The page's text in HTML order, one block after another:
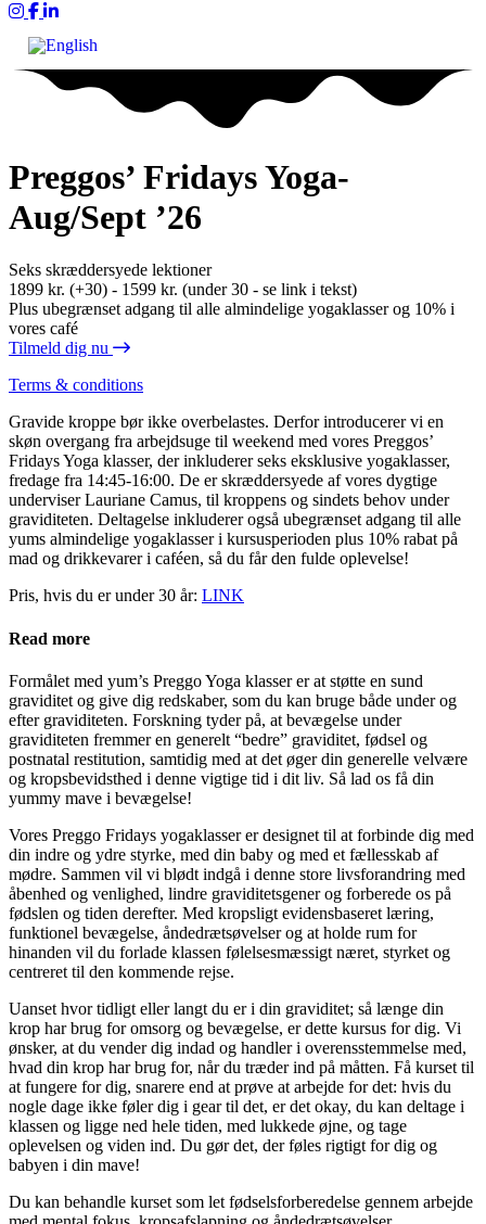
yum på Instagram
yum på Facebook
Preggos’ Fridays Yoga-
Aug/Sept ’26
Seks skræddersyede lektioner
1899 kr. (+30) - 1599 kr. (under 30 - se link i tekst)
Plus ubegrænset adgang til alle almindelige yogaklasser og 10% i
vores café
Tilmeld dig nu
Terms & conditions
Gravide kroppe bør ikke overbelastes. Derfor introducerer vi en
skøn overgang fra arbejdsuge til weekend med vores Preggos’
Fridays Yoga klasser, der inkluderer seks eksklusive yogaklasser,
fredage fra 14:45-16:00. De er skræddersyede af vores dygtige
underviser Lauriane Camus, til kroppens og sindets behov under
graviditeten. Deltagelse inkluderer også ubegrænset adgang til alle
yums almindelige yogaklasser i kursusperioden plus 10% rabat på
mad og drikkevarer i caféen, så du får den fulde oplevelse!
Pris, hvis du er under 30 år: LINK
Read more
Formålet med yum’s Preggo Yoga klasser er at støtte en sund
graviditet og give dig redskaber, som du kan bruge både under og
efter graviditeten. Forskning tyder på, at bevægelse under
graviditeten fremmer en generelt “bedre” graviditet, fødsel og
postnatal restitution, samtidig med at det øger din generelle velvære
og kropsbevidsthed i denne vigtige tid i dit liv. Så lad os få din
yummy mave i bevægelse!
Vores Preggo Fridays yogaklasser er designet til at forbinde dig med
din indre og ydre styrke, med din baby og med et fællesskab af
mødre. Sammen vil vi blødt indgå i denne store livsforandring med
åbenhed og venlighed, lindre graviditetsgener og forberede os på
fødslen og tiden derefter. Med kropsligt evidensbaseret læring,
funktionel bevægelse, åndedrætsøvelser og at holde rum for
hinanden vil du forlade klassen følelsesmæssigt næret, styrket og
centreret til den kommende rejse.
Uanset hvor tidligt eller langt du er i din graviditet; så længe din
krop har brug for omsorg og bevægelse, er dette kursus for dig. Vi
ønsker, at du vender dig indad og handler i overensstemmelse med,
hvad din krop har brug for, når du træder ind på måtten. Få kurset til
at fungere for dig, snarere end at prøve at arbejde for det: hvis du
nogle dage ikke føler dig i gear til det, er det okay, du kan deltage i
klassen og ligge ned hele tiden, med lukkede øjne, og tage
oplevelsen og viden ind. Du gør det, der føles rigtigt for dig og
babyen i din mave!
Du kan behandle kurset som let fødselsforberedelse gennem arbejde